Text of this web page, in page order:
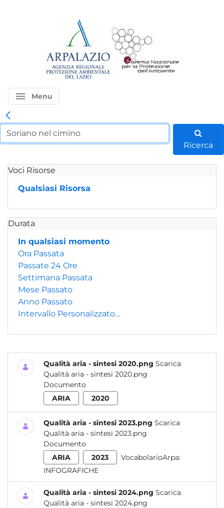
menu Menu
Ricerca
Voci Risorse
Qualsiasi Risorsa
Durata
In qualsiasi momento
Ora Passata
Passate 24 Ore
Settimana Passata
Mese Passato
Anno Passato
Intervallo Personalizzato…
Qualità aria - sintesi 2020.png Scarica
Qualità aria - sintesi 2020.png
Documento
ARIA
2020
Qualità aria - sintesi 2023.png Scarica
Qualità aria - sintesi 2023.png
Documento
ARIA
2023
VocabolarioArpa:
INFOGRAFICHE
Qualità aria - sintesi 2024.png Scarica
Qualità aria - sintesi 2024.png